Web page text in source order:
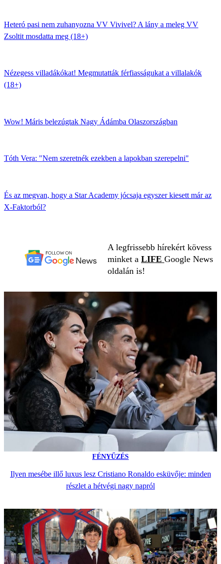
Heteró pasi nem zuhanyozna VV Vivivel? A lány a meleg VV
Zsoltit mosdatta meg (18+)
Nézegess villadákókat! Megmutatták férfiasságukat a villalakók
(18+)
Wow! Máris belezúgtak Nagy Ádámba Olaszországban
Tóth Vera: "Nem szeretnék ezekben a lapokban szerepelni"
És az megvan, hogy a Star Academy jócsaja egyszer kiesett már az
X-Faktorból?
A legfrissebb hírekért kövess
minket a LIFE Google News
oldalán is!
FÉNYŰZÉS
Ilyen mesébe illő luxus lesz Cristiano Ronaldo esküvője: minden
részlet a hétvégi nagy napról